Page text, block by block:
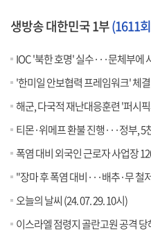
생방송 대한민국 1부(1611
IOC '북한 호명' 실수···문체부에
'한미일 안보협력 프레임워크' 체
해군, 다국적 재난대응훈련 '퍼시
티몬·위메프 환불 진행···정부, 5천
폭염 대비 외국인 근로자 사업장
"장마 후 폭염 대비···배추·무 철
오늘의 날씨 (24. 07. 29. 10시)
이스라엘 점령지 골란고원 공격 당해